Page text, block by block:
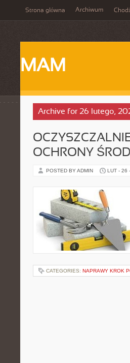
Strona główna Archiwum
MAM
Archive for 26 lutego,
OCHRONY
POSTED BY ADMIN LUT - 26
CATEGORIES: NAPRAWY KROK